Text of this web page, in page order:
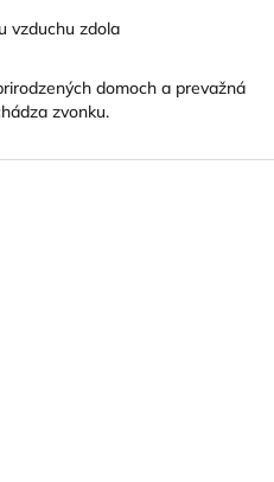
vzduchu zdola
domoch a prevažná
zvonku.